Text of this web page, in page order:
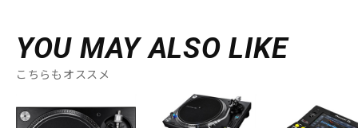
YOU MAY ALSO LIKE
こちらもオススメ